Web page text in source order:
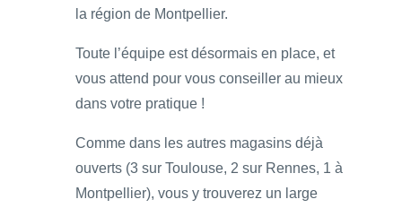
la région de Montpellier.
Toute l’équipe est désormais en place, et
vous attend pour vous conseiller au mieux
dans votre pratique !
Comme dans les autres magasins déjà
ouverts (3 sur Toulouse, 2 sur Rennes, 1 à
Montpellier), vous y trouverez un large